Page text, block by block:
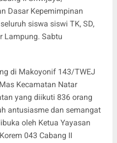
Dasar Kepemimpinan
siswa siswi TK, SD,
Lampung. Sabtu
di Makoyonif 143/TWEJ
Kecamatan Natar
yang diikuti 836 orang
antusiasme dan semangat
oleh Ketua Yayasan
043 Cabang II